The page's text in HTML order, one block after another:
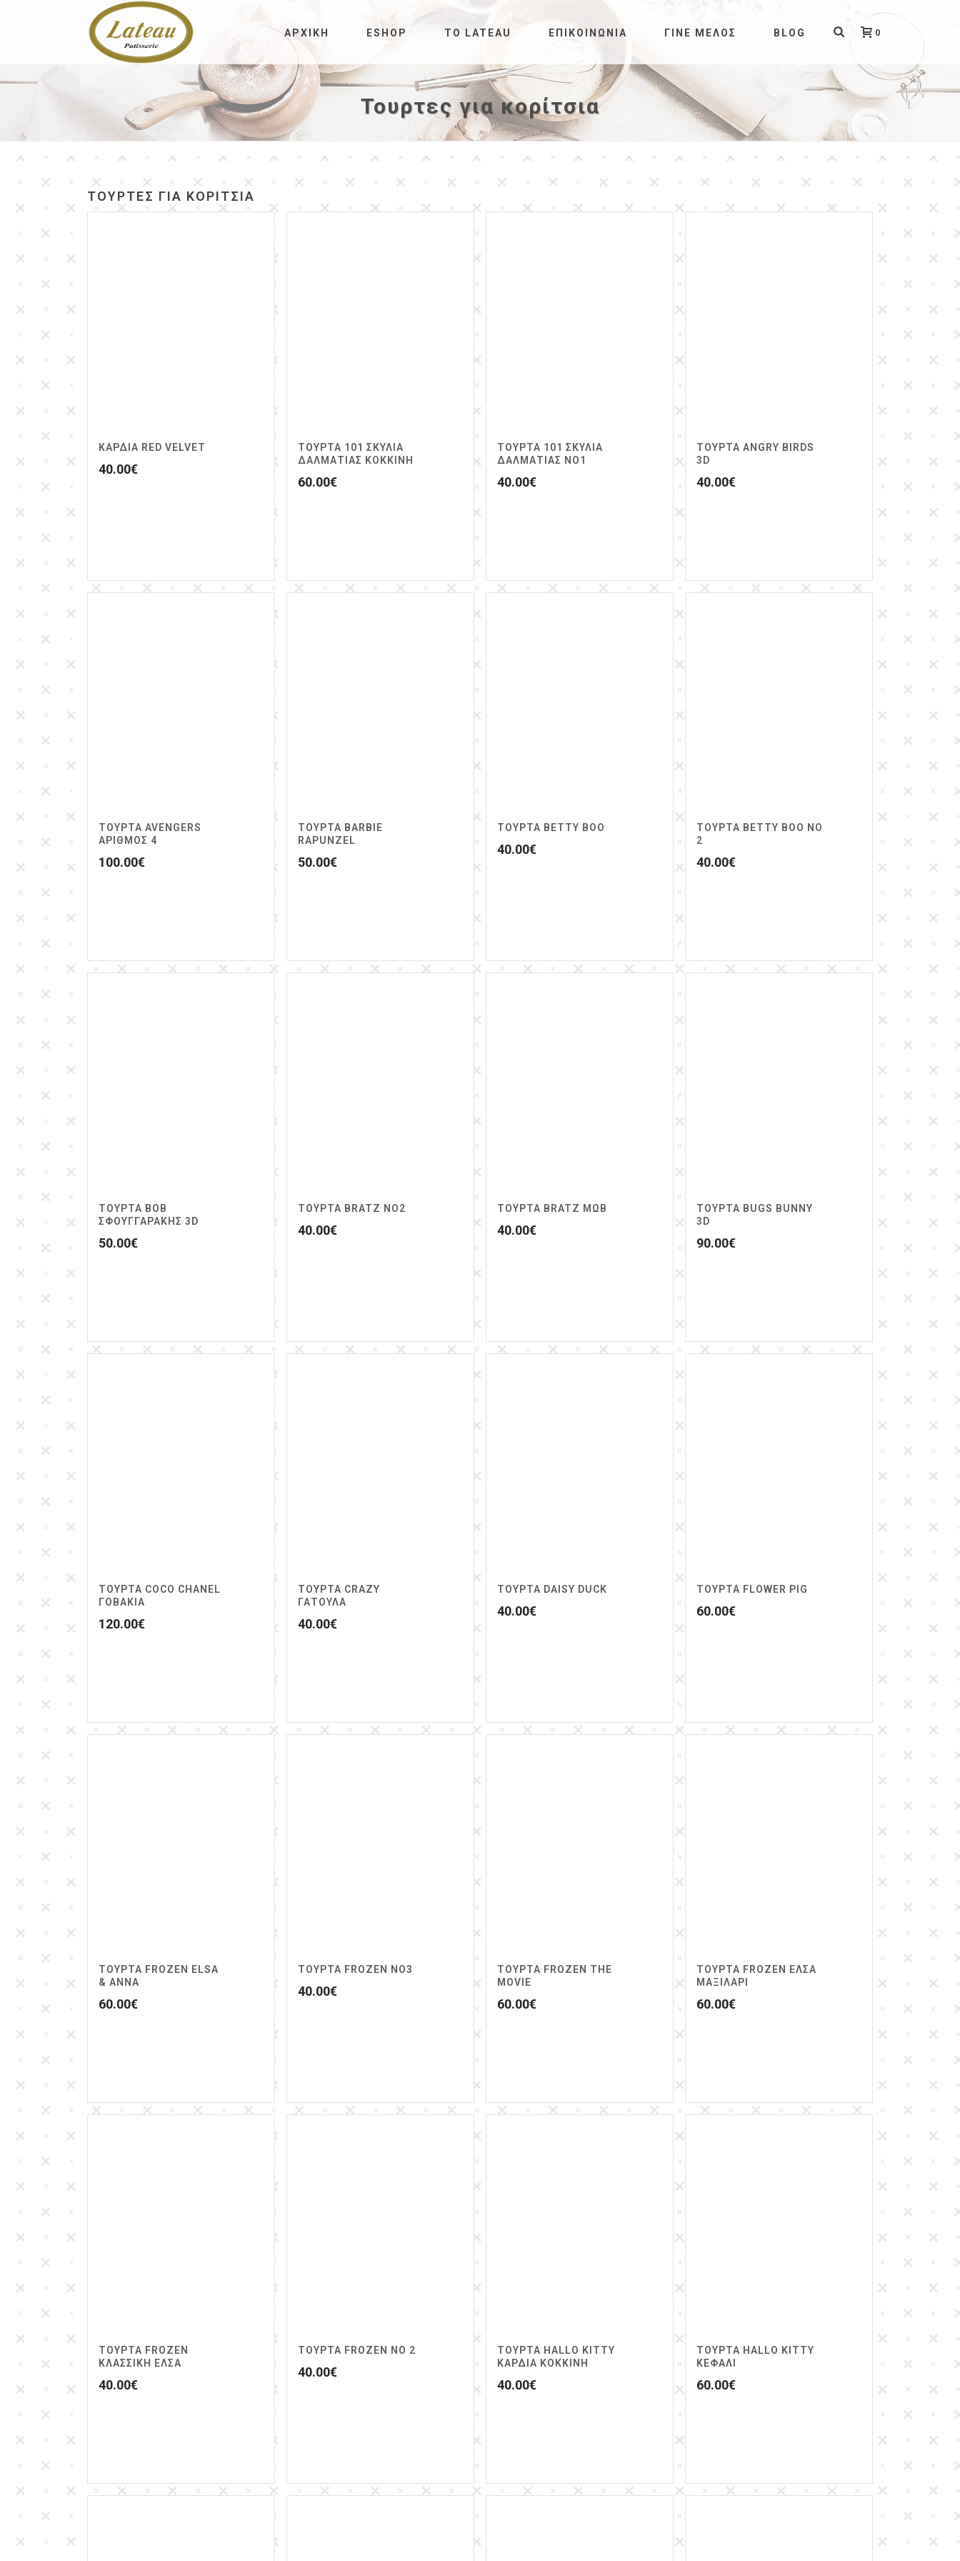
ΑΡΧΙΚΉ ESHOP ΤΟ LATEAU ΕΠΙΚΟΙΝΩΝΊΑ ΓΊΝΕ ΜΈΛΟΣ BLOG 0
Τουρτες για κορίτσια
ΤΟΥΡΤΕΣ ΓΙΑ ΚΟΡΊΤΣΙΑ
ΚΑΡΔΙΆ RED VELVET
40.00€
ΤΟΥΡΤΑ 101 ΣΚΥΛΙΑ
ΔΑΛΜΑΤΙΑΣ ΚΟΚΚΙΝΗ
60.00€
ΤΟΥΡΤΑ 101 ΣΚΥΛΙΑ
ΔΑΛΜΑΤΙΑΣ ΝΟ1
40.00€
ΤΟΥΡΤΑ ANGRY BIRDS
3D
40.00€
ΤΟΥΡΤΑ AVENGERS
ΑΡΙΘΜΌΣ 4
100.00€
ΤΟΥΡΤΑ BARBIE
RAPUNZEL
50.00€
ΤΟΥΡΤΑ BETTY BOO
40.00€
ΤΟΥΡΤΑ BETTY BOO NO
2
40.00€
ΤΟΎΡΤΑ BOB
ΣΦΟΥΓΓΑΡΆΚΗΣ 3D
50.00€
ΤΟΥΡΤΑ BRATZ NO2
40.00€
ΤΟΥΡΤΑ BRATZ ΜΩΒ
40.00€
ΤΟΥΡΤΑ BUGS BUNNY
3D
90.00€
ΤΟΥΡΤΑ COCO CHANEL
ΓΟΒΑΚΙΑ
120.00€
ΤΟΥΡΤΑ CRAZY
ΓΑΤΟΥΛΑ
40.00€
ΤΟΥΡΤΑ DAISY DUCK
40.00€
ΤΟΥΡΤΑ FLOWER PIG
60.00€
ΤΟΥΡΤΑ FROZEN ELSA
& ANNA
60.00€
ΤΟΎΡΤΑ FROZEN NO3
40.00€
ΤΟΥΡΤΑ FROZEN THE
MOVIE
60.00€
ΤΟΥΡΤΑ FROZEN ΕΛΣΑ
ΜΑΞΙΛΑΡΙ
60.00€
ΤΟΥΡΤΑ FROZEN
ΚΛΑΣΣΙΚΗ ΕΛΣΑ
40.00€
ΤΟΎΡΤΑ FROZEN ΝΟ 2
40.00€
ΤΟΥΡΤΑ HALLO KITTY
ΚΑΡΔΙΑ ΚΟΚΚΙΝΗ
40.00€
ΤΟΎΡΤΑ HALLO KITTY
ΚΕΦΆΛΙ
60.00€